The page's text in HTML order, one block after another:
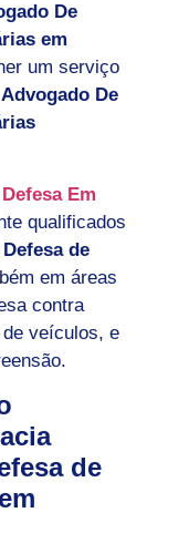
De
em
um serviço
Advogado De
Em
qualificados
Defesa de
em áreas
contra
veículos, e
de